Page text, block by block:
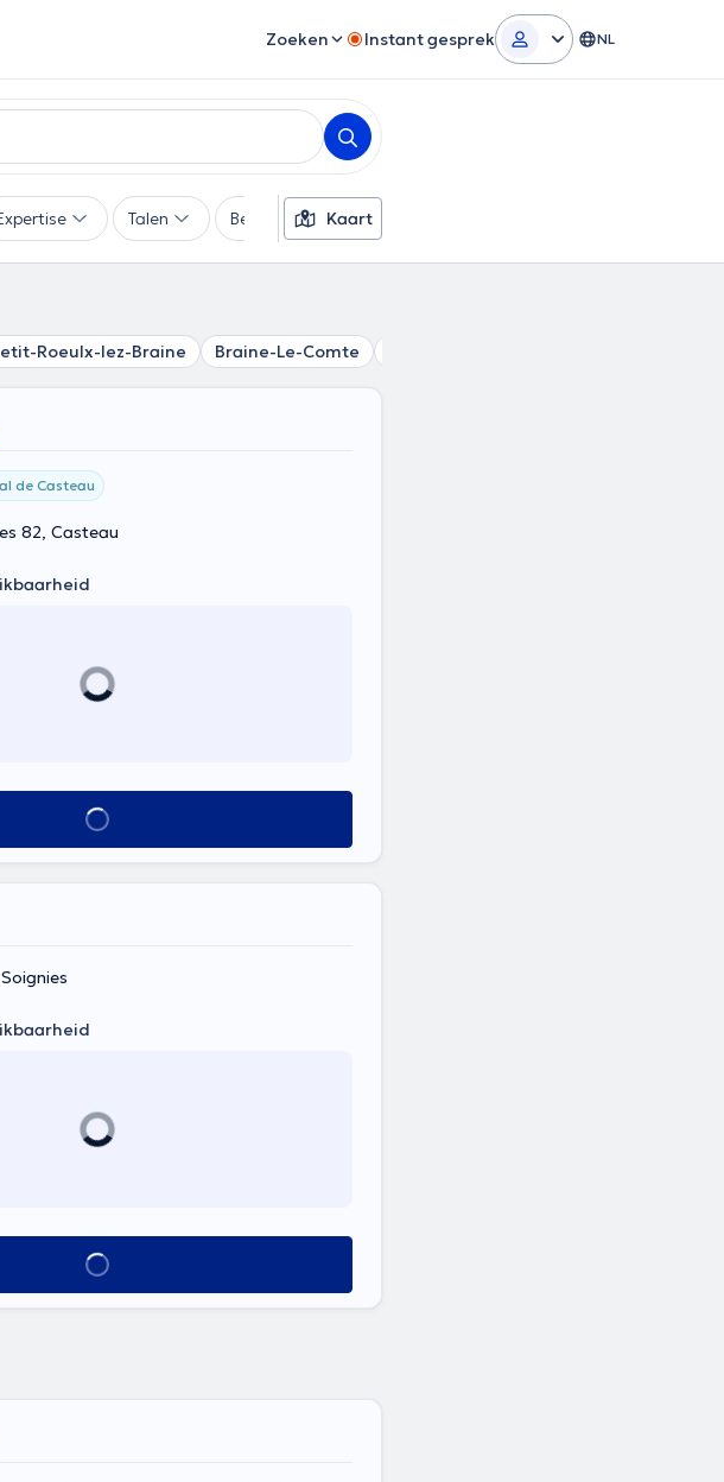
Zoeken Instant gesprek NL
Talen BetaalmethodeKaart
Roeulx-lez-Braine Braine-Le-Comte
de Casteau
82, Casteau
Alles zien
Alles zien